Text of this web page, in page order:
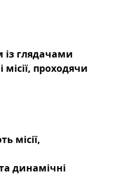
із глядачами
проходячи
місії,
динамічні